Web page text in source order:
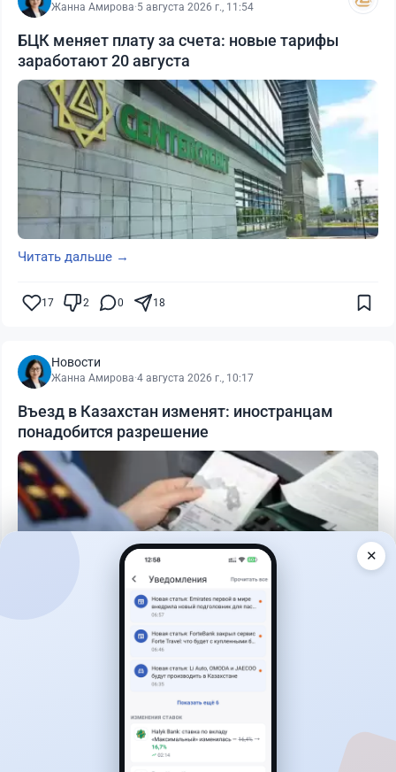
Жанна Амирова·5 августа 2026 г., 11:54
БЦК меняет плату за счета: новые тарифы
заработают 20 августа
Читать дальше →
17 2 0 18
Новости
Жанна Амирова·4 августа 2026 г., 10:17
Въезд в Казахстан изменят: иностранцам
понадобится разрешение
1
5 августа 2026 г., 13:16
✕